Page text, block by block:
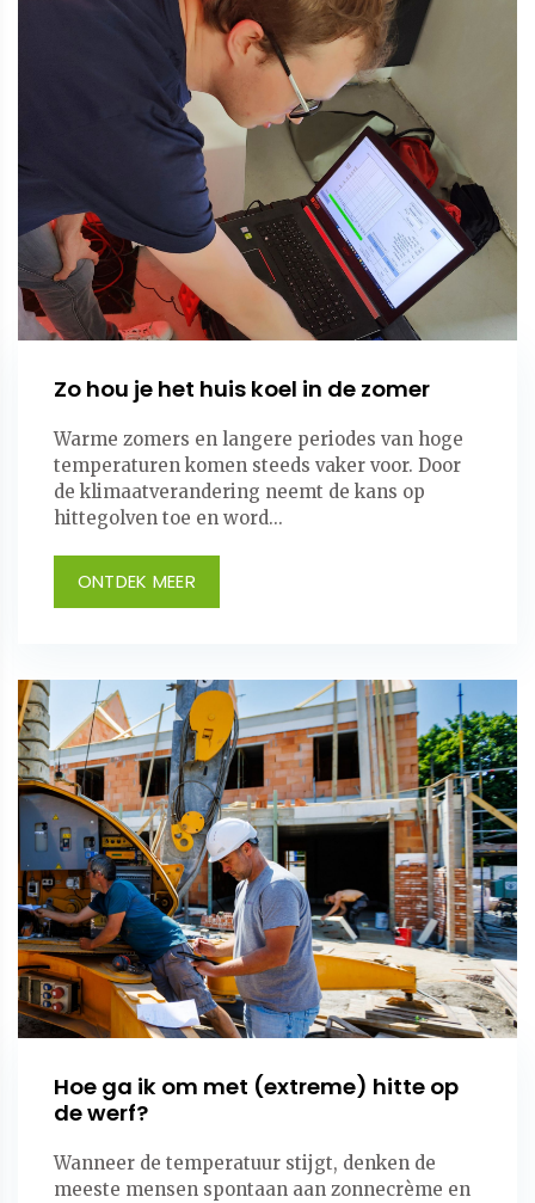
Zo hou je het huis koel in de zomer
Warme zomers en langere periodes van hoge
temperaturen komen steeds vaker voor. Door
de klimaatverandering neemt de kans op
hittegolven toe en word...
ONTDEK MEER
Hoe ga ik om met (extreme) hitte op
de werf?
Wanneer de temperatuur stijgt, denken de
meeste mensen spontaan aan zonnecrème en